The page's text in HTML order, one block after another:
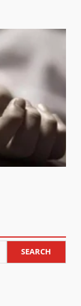
SEARCH